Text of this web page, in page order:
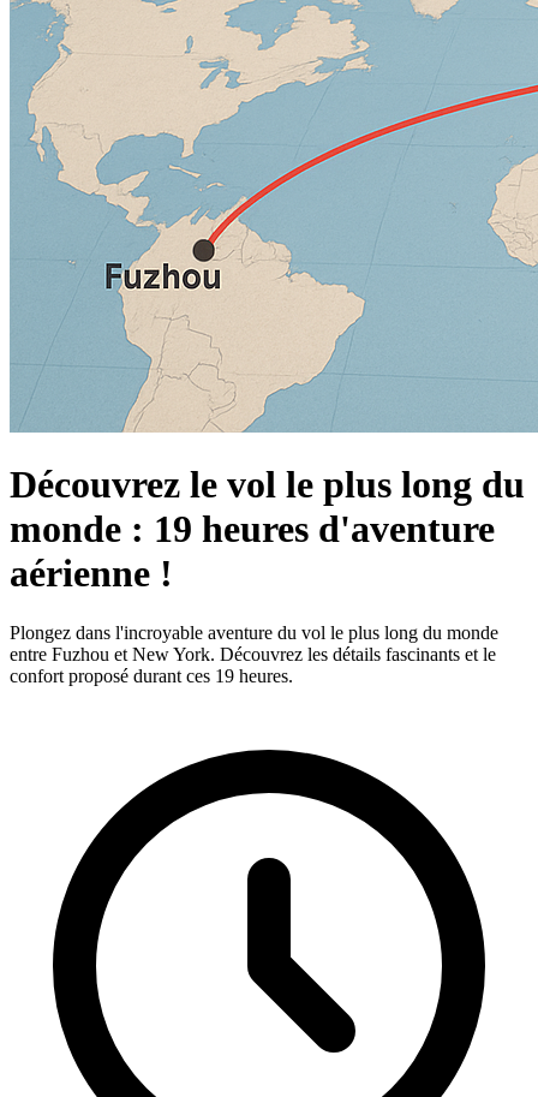
Découvrez le vol le plus long du
monde : 19 heures d'aventure
aérienne !
Plongez dans l'incroyable aventure du vol le plus long du monde
entre Fuzhou et New York. Découvrez les détails fascinants et le
confort proposé durant ces 19 heures.